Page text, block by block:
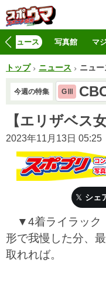
ニュース 写真館 マ
トップ ニュース ニュ
今週の特集 GⅢ
【エリザベス
2023年11月13日 05:25
シェ
▼4着ライラック
形で我慢した分、
取れれば。